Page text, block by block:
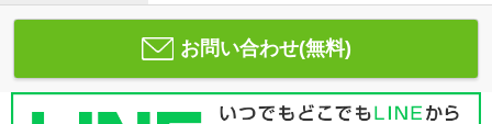
お問い合わせ(無料)